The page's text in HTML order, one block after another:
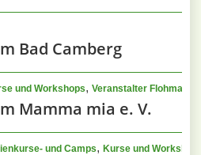
Bad Camberg
und Workshops, Veranstalter Flohmarkt
Mamma mia e. V.
und Camps, Kurse und